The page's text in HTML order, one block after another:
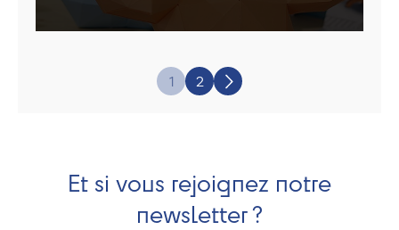
1 2 Suivant
Et si vous rejoignez notre
newsletter ?